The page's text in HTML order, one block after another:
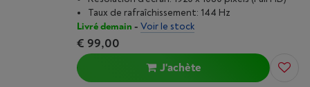
Taux de rafraîchissement: 144 Hz
Livré demain - Voir le stock
€ 99,00
J'achète